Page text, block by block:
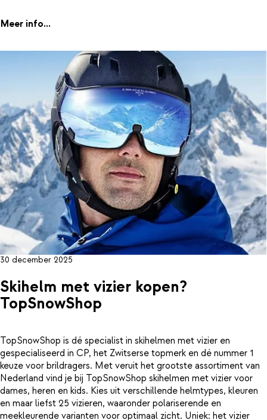
Meer info...
30 december 2025
Skihelm met vizier kopen?
TopSnowShop
TopSnowShop is dé specialist in skihelmen met vizier en
gespecialiseerd in CP, het Zwitserse topmerk en dé nummer 1
keuze voor brildragers. Met veruit het grootste assortiment van
Nederland vind je bij TopSnowShop skihelmen met vizier voor
dames, heren en kids. Kies uit verschillende helmtypes, kleuren
en maar liefst 25 vizieren, waaronder polariserende en
meekleurende varianten voor optimaal zicht. Uniek: het vizier